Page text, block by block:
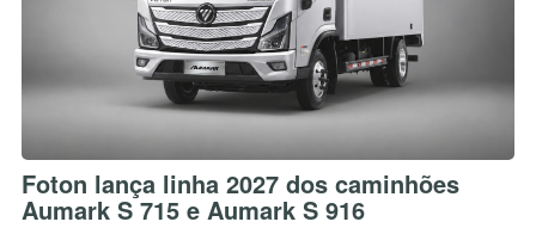
Foton lança linha 2027 dos caminhões
Aumark S 715 e Aumark S 916